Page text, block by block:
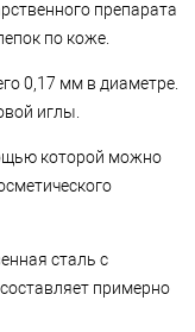
препарата
по коже.
0,17 мм в диаметре.
иглы.
которой можно
сталь с
примерно